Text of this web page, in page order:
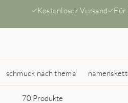
Kostenloser Versand Für
schmuck nach thema
70 Produkte